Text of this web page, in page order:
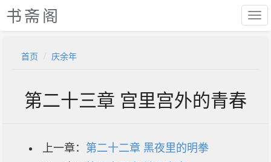
书斋阁
首页 庆余年
第二十三章 宫里宫外的青春
上一章： 第二十二章 黑夜里的明拳